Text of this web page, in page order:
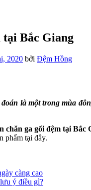
tại Bắc Giang
2020 bởi Đệm Hồng
là một trong mùa
chăn ga gối đệm tại Bắc
phẩm tại đây.
càng cao
ý điều gì?